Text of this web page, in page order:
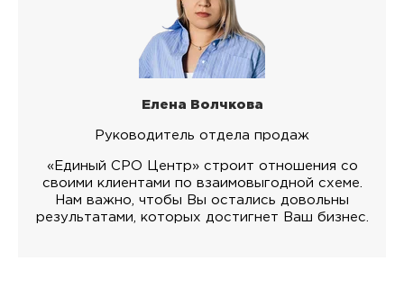
Елена Волчкова
Руководитель отдела продаж
«Единый СРО Центр» строит отношения со
своими клиентами по взаимовыгодной схеме.
Нам важно, чтобы Вы остались довольны
результатами, которых достигнет Ваш бизнес.